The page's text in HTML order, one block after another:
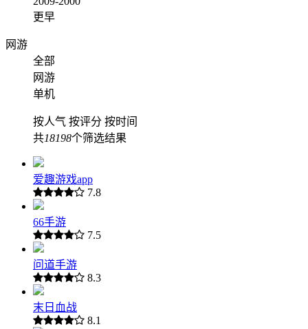
更早
网游
全部
网游
单机
按人气 按评分 按时间
共18198个筛选结果
爱趣游戏app
7.8
66手游
7.5
问道手游
8.3
末日血战
8.1